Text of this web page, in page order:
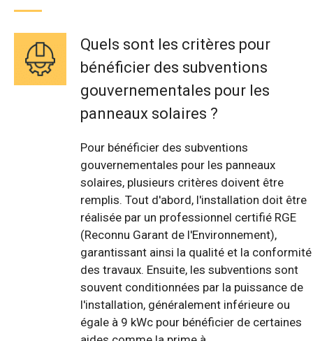
Quels sont les critères pour
bénéficier des subventions
gouvernementales pour les
panneaux solaires ?
Pour bénéficier des subventions
gouvernementales pour les panneaux
solaires, plusieurs critères doivent être
remplis. Tout d'abord, l'installation doit être
réalisée par un professionnel certifié RGE
(Reconnu Garant de l'Environnement),
garantissant ainsi la qualité et la conformité
des travaux. Ensuite, les subventions sont
souvent conditionnées par la puissance de
l'installation, généralement inférieure ou
égale à 9 kWc pour bénéficier de certaines